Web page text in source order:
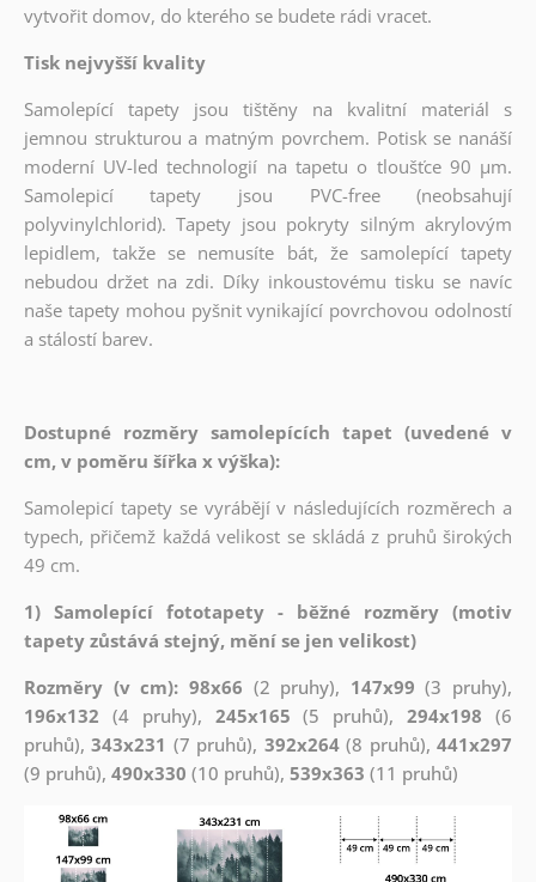
vytvořit domov, do kterého se budete rádi vracet.
Tisk nejvyšší kvality
Samolepící tapety jsou tištěny na kvalitní materiál s
jemnou strukturou a matným povrchem. Potisk se nanáší
moderní UV-led technologií na tapetu o tloušťce 90 µm.
Samolepicí tapety jsou PVC-free (neobsahují
polyvinylchlorid). Tapety jsou pokryty silným akrylovým
lepidlem, takže se nemusíte bát, že samolepící tapety
nebudou držet na zdi. Díky inkoustovému tisku se navíc
naše tapety mohou pyšnit vynikající povrchovou odolností
a stálostí barev.
Dostupné rozměry samolepících tapet (uvedené v
cm, v poměru šířka x výška):
Samolepicí tapety se vyrábějí v následujících rozměrech a
typech, přičemž každá velikost se skládá z pruhů širokých
49 cm.
1) Samolepící fototapety - běžné rozměry (motiv
tapety zůstává stejný, mění se jen velikost)
Rozměry (v cm): 98x66 (2 pruhy), 147x99 (3 pruhy),
196x132 (4 pruhy), 245x165 (5 pruhů),294x198 (6
pruhů),343x231 (7 pruhů), 392x264(8 pruhů),441x297
(9 pruhů), 490x330 (10 pruhů), 539x363 (11 pruhů)